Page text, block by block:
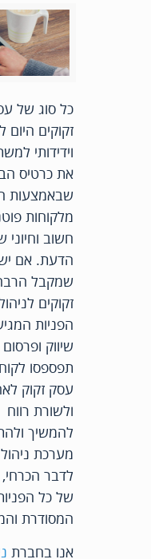
כל סוג של
זקוקים
וידידותי
את כרטיס
שבאמצעות
מלקוחות
חשוב
הדעת. אם
שמקבל
זקוקים
הפניות
שיווק
תפספסו
עסק זקוק
ולשורת
להמשיך
מערכת
לדבר
של כל
המסודרת
אנו בחברת